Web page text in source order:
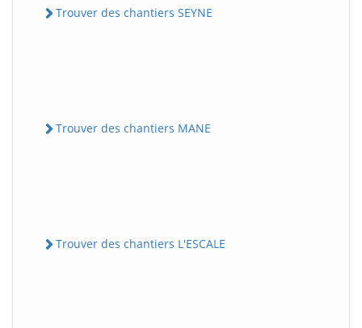
Trouver des chantiers SEYNE
Trouver des chantiers MANE
Trouver des chantiers L'ESCALE